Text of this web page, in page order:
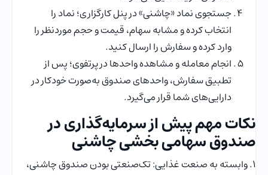
جستجوی نماد «چاشنی» در پنل کارگزاری؛ نماد را
انتخاب کرده و مشابه سهام، قیمت و حجم موردنظر را
وارد کرده و سفارش را ارسال کنید.
انجام معامله و مشاهده واحدها در پرتفوی؛ پس از
تطبیق سفارش، واحدهای صندوق به‌صورت خودکار در
دارایی‌های شما قرار می‌گیرد.
نکات مهم پیش از سرمایه‌گذاری در
صندوق سهامی بخشی چاشنی
۱. وابسته به صنعت غذایی: تک‌صنعتی بودن صندوق چاشنی،